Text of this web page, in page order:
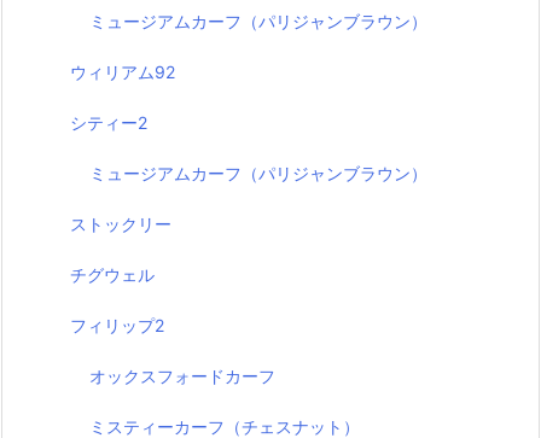
ミュージアムカーフ（パリジャンブラウン）
ウィリアム92
シティー2
ミュージアムカーフ（パリジャンブラウン）
ストックリー
チグウェル
フィリップ2
オックスフォードカーフ
ミスティーカーフ（チェスナット）